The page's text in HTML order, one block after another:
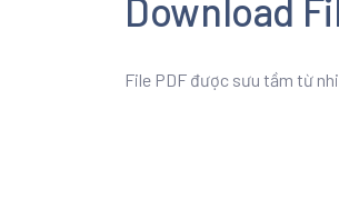
Download
File PDF được sưu tầm từ